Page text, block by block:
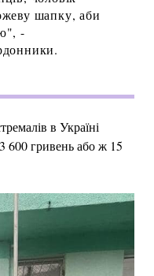
шапку, аби
-
в Україні
600 гривень або ж 15